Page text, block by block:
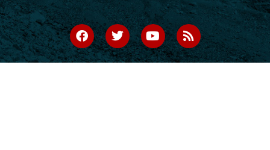
F
a
c
e
T
w
i
t
Y
o
u
t
R
s
s